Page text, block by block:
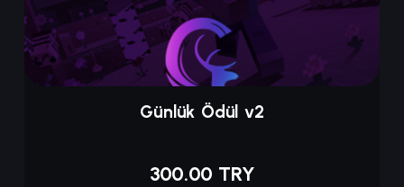
Günlük Ödül v2
300.00 TRY